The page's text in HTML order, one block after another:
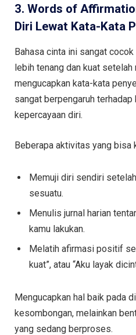
3. Words of
Diri Lewat Kata-Kata
Bahasa cinta ini sangat
lebih tenang dan kuat setelah
mengucapkan kata-kata
sangat berpengaruh
kepercayaan diri.
Beberapa aktivitas yang bisa
Memuji diri sendiri
sesuatu.
Menulis jurnal harian
kamu lakukan.
Melatih afirmasi positif
kuat”, atau “Aku layak
Mengucapkan hal baik pada
kesombongan, melainkan
yang sedang berproses.